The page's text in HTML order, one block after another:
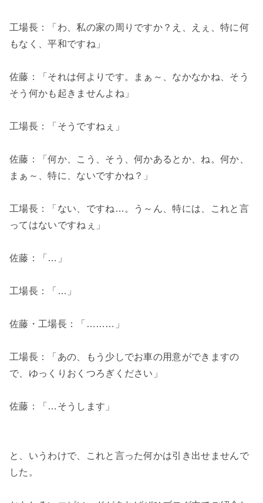
工場長：「わ、私の家の周りですか？え、えぇ、特に何
もなく、平和ですね」
佐藤：「それは何よりです。まぁ～、なかなかね、そう
そう何かも起きませんよね」
工場長：「そうですねぇ」
佐藤：「何か、こう、そう、何かあるとか、ね。何か、
まぁ～、特に、ないですかね？」
工場長：「ない、ですね…。う～ん、特には、これと言
ってはないですねぇ」
佐藤：「…」
工場長：「…」
佐藤・工場長：「………」
工場長：「あの、もう少しでお車の用意ができますの
で、ゆっくりおくつろぎください」
佐藤：「…そうします」
と、いうわけで、これと言った何かは引き出せませんで
した。